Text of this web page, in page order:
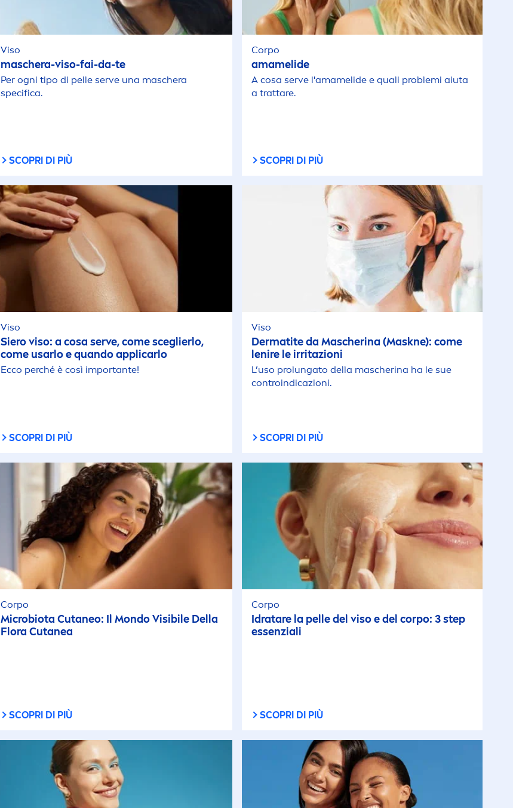
Viso
maschera-viso-fai-da-te
Per ogni tipo di pelle serve una maschera
specifica.
SCOPRI DI PIÙ
Corpo
amamelide
A cosa serve l'amamelide e quali problemi aiuta
a trattare.
SCOPRI DI PIÙ
Viso
Siero viso: a cosa serve, come sceglierlo,
come usarlo e quando applicarlo
Ecco perché è così importante!
SCOPRI DI PIÙ
Viso
Dermatite da Mascherina (Maskne): come
lenire le irritazioni
L’uso prolungato della mascherina ha le sue
controindicazioni.
SCOPRI DI PIÙ
Corpo
Microbiota Cutaneo: Il Mondo Visibile Della
Flora Cutanea
SCOPRI DI PIÙ
Corpo
Idratare la pelle del viso e del corpo: 3 step
essenziali
SCOPRI DI PIÙ